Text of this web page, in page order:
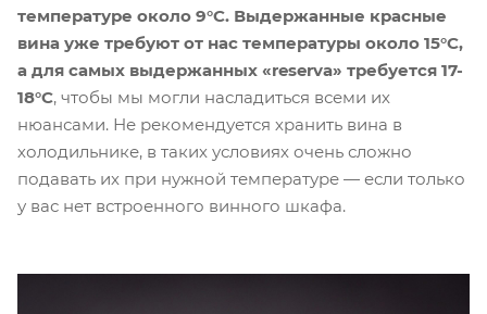
температуре около 9°C. Выдержанные красные
вина уже требуют от нас температуры около 15°C,
а для самых выдержанных «reserva» требуется 17-
18°C, чтобы мы могли насладиться всеми их
нюансами. Не рекомендуется хранить вина в
холодильнике, в таких условиях очень сложно
подавать их при нужной температуре — если только
у вас нет встроенного винного шкафа.